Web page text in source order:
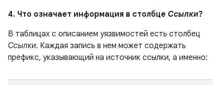
4. Что означает информация в столбце Ссылки?
В таблицах с описанием уязвимостей есть столбец
Ссылки. Каждая запись в нем может содержать
префикс, указывающий на источник ссылки, а именно: